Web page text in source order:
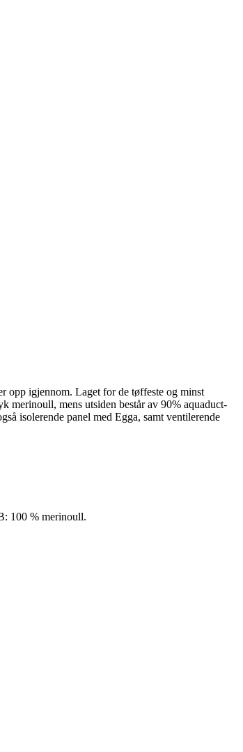
opp igjennom. Laget for de tøffeste og minst
merinoull, mens utsiden består av 90% aquaduct-
isolerende panel med Egga, samt ventilerende
100 % merinoull.